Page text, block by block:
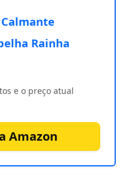
Rainha
e o preço atual
Amazon